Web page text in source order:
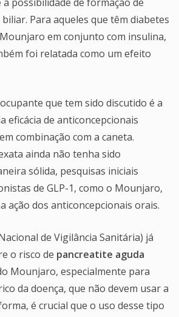
Para aqueles que têm diabetes
em conjunto com insulina,
foi relatada como um efeito
que tem sido discutido é a
eficácia de anticoncepcionais
combinação com a caneta.
ainda não tenha sido
sólida, pesquisas iniciais
de GLP-1, como o Mounjaro,
ação dos anticoncepcionais orais.
de Vigilância Sanitária) já
o risco de pancreatite aguda
Mounjaro, especialmente para
da doença, que não devem usar a
é crucial que o uso desse tipo